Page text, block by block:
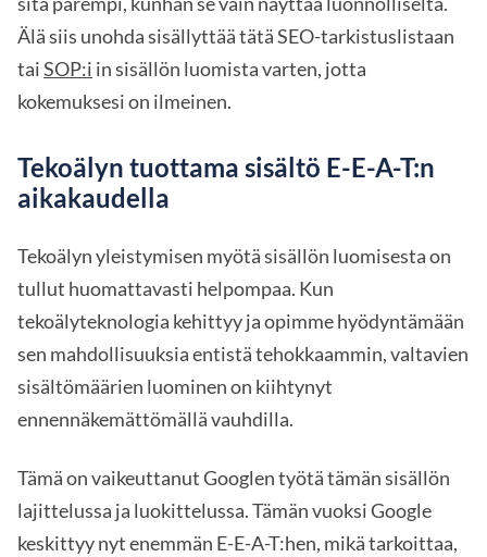
Älä siis unohda sisällyttää tätä SEO-tarkistuslistaan
taiSOP:i in sisällön luomista varten, jotta
kokemuksesi on ilmeinen.
Tekoälyn tuottama sisältö E-E-A-T:n
aikakaudella
Tekoälyn yleistymisen myötä sisällön luomisesta on
tullut huomattavasti helpompaa. Kun
tekoälyteknologia kehittyy ja opimme hyödyntämään
sen mahdollisuuksia entistä tehokkaammin, valtavien
sisältömäärien luominen on kiihtynyt
ennennäkemättömällä vauhdilla.
Tämä on vaikeuttanut Googlen työtä tämän sisällön
lajittelussa ja luokittelussa. Tämän vuoksi Google
keskittyy nyt enemmän E-E-A-T:hen, mikä tarkoittaa,